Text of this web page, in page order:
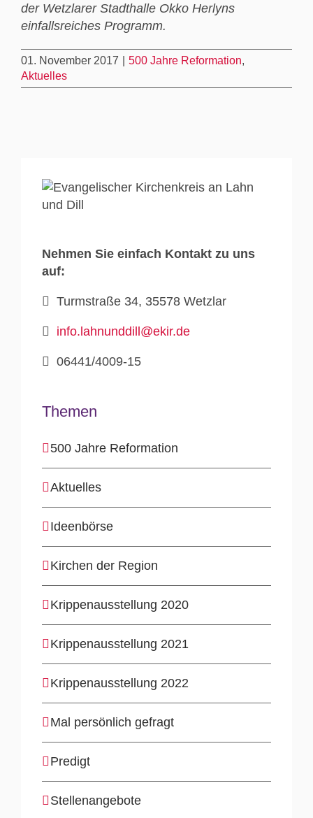
der Wetzlarer Stadthalle Okko Herlyns
einfallsreiches Programm.
01. November 2017 500 Jahre Reformation,
Aktuelles
Nehmen Sie einfach Kontakt zu uns
auf:
Turmstraße 34, 35578 Wetzlar
info.lahnunddill@ekir.de
06441/4009-15
Themen
500 Jahre Reformation
Aktuelles
Ideenbörse
Kirchen der Region
Krippenausstellung 2020
Krippenausstellung 2021
Krippenausstellung 2022
Mal persönlich gefragt
Predigt
Stellenangebote